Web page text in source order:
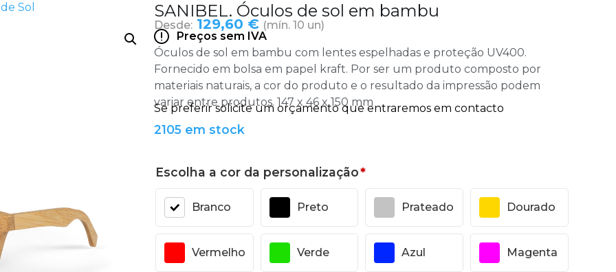
Sol SANIBEL. Óculos de sol em bambu
Desde: 129,60 € (mín. 10 un)
Preços sem IVA
Óculos de sol em bambu com lentes espelhadas e proteção UV400.
Fornecido em bolsa em papel kraft. Por ser um produto composto por
materiais naturais, a cor do produto e o resultado da impressão podem
variar entre produtos. 147 x 46 x 150 mm
2105 em stock
Escolha a cor da personalização*
Branco Preto Prateado Dourado
Vermelho Verde Azul Magenta